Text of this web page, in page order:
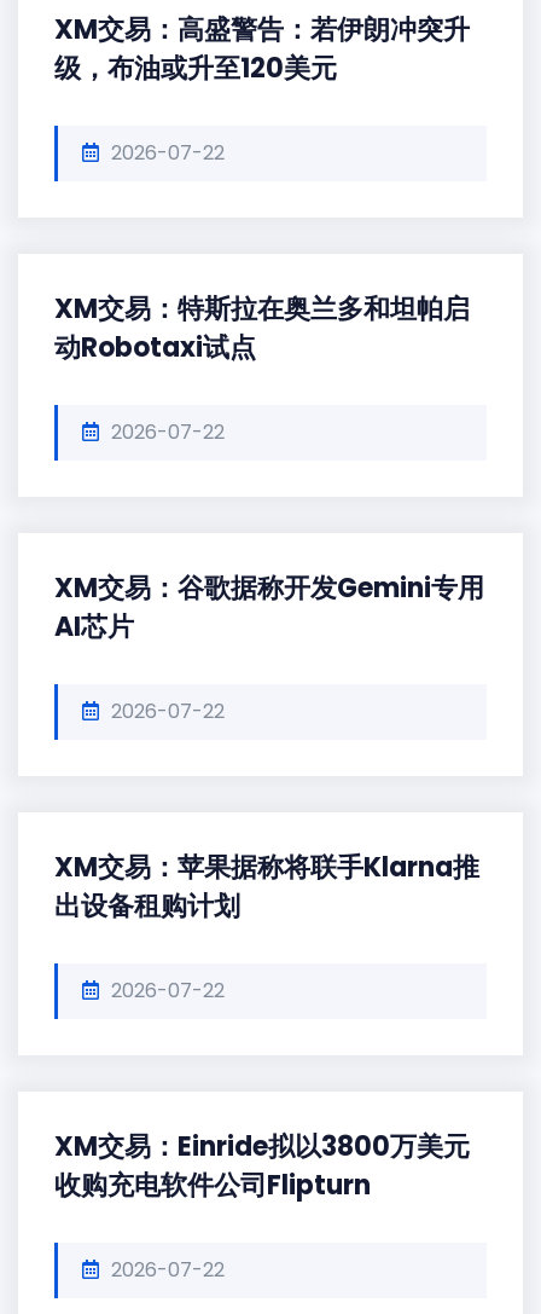
XM交易：高盛警告：若伊朗冲突升
级，布油或升至120美元
2026-07-22
XM交易：特斯拉在奥兰多和坦帕启
动Robotaxi试点
2026-07-22
XM交易：谷歌据称开发Gemini专用
AI芯片
2026-07-22
XM交易：苹果据称将联手Klarna推
出设备租购计划
2026-07-22
XM交易：Einride拟以3800万美元
收购充电软件公司Flipturn
2026-07-22